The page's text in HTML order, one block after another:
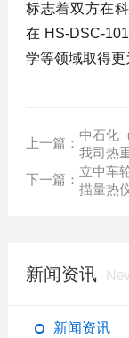
标志着双方在
在 HS-DSC-
学等领域取得更
上一篇：
中石化
我司热
下一篇：
立中车
描量热
新闻资讯
新闻资讯